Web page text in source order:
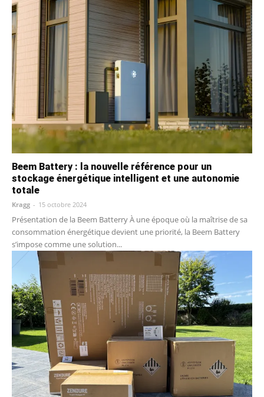
Beem Battery : la nouvelle référence pour un
stockage énergétique intelligent et une autonomie
totale
Kragg - 15 octobre 2024
Présentation de la Beem Batterry À une époque où la maîtrise de sa
consommation énergétique devient une priorité, la Beem Battery
s’impose comme une solution...